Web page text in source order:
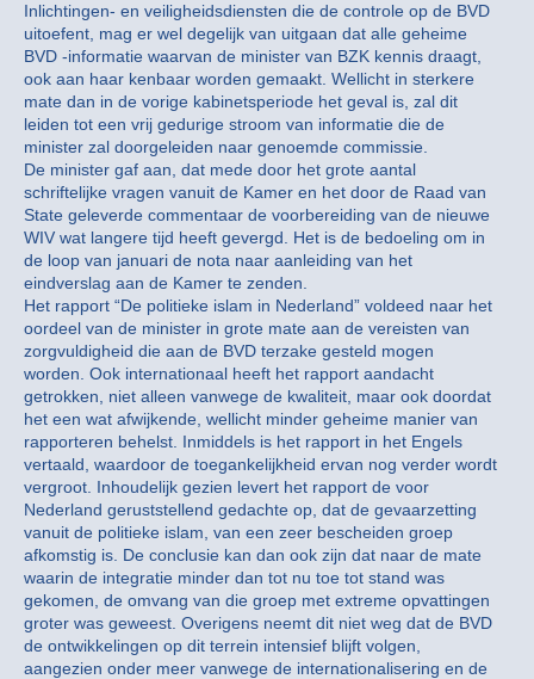
Inlichtingen- en veiligheidsdiensten die de controle op de BVD
uitoefent, mag er wel degelijk van uitgaan dat alle geheime
BVD -informatie waarvan de minister van BZK kennis draagt,
ook aan haar kenbaar worden gemaakt. Wellicht in sterkere
mate dan in de vorige kabinetsperiode het geval is, zal dit
leiden tot een vrij gedurige stroom van informatie die de
minister zal doorgeleiden naar genoemde commissie.
De minister gaf aan, dat mede door het grote aantal
schriftelijke vragen vanuit de Kamer en het door de Raad van
State geleverde commentaar de voorbereiding van de nieuwe
WIV wat langere tijd heeft gevergd. Het is de bedoeling om in
de loop van januari de nota naar aanleiding van het
eindverslag aan de Kamer te zenden.
Het rapport “De politieke islam in Nederland” voldeed naar het
oordeel van de minister in grote mate aan de vereisten van
zorgvuldigheid die aan de BVD terzake gesteld mogen
worden. Ook internationaal heeft het rapport aandacht
getrokken, niet alleen vanwege de kwaliteit, maar ook doordat
het een wat afwijkende, wellicht minder geheime manier van
rapporteren behelst. Inmiddels is het rapport in het Engels
vertaald, waardoor de toegankelijkheid ervan nog verder wordt
vergroot. Inhoudelijk gezien levert het rapport de voor
Nederland geruststellend gedachte op, dat de gevaarzetting
vanuit de politieke islam, van een zeer bescheiden groep
afkomstig is. De conclusie kan dan ook zijn dat naar de mate
waarin de integratie minder dan tot nu toe tot stand was
gekomen, de omvang van die groep met extreme opvattingen
groter was geweest. Overigens neemt dit niet weg dat de BVD
de ontwikkelingen op dit terrein intensief blijft volgen,
aangezien onder meer vanwege de internationalisering en de